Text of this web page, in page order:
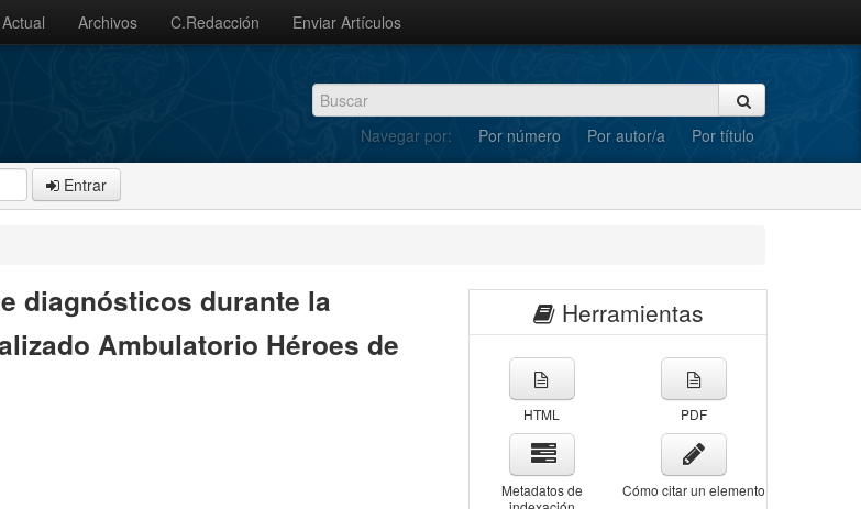
Actual Archivos C.Redacción Enviar Artículos
Navegar por: Por número Por autor/a Por título
Entrar
Herramientas
HTML PDF
Metadatos de
Cómo citar un elemento
diagnósticos durante la
Ambulatorio Héroes de